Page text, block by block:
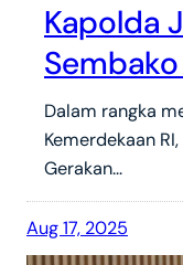
Kapolda
Dalam rangka
Kemerdekaan
Gerakan…
Aug 17, 2025